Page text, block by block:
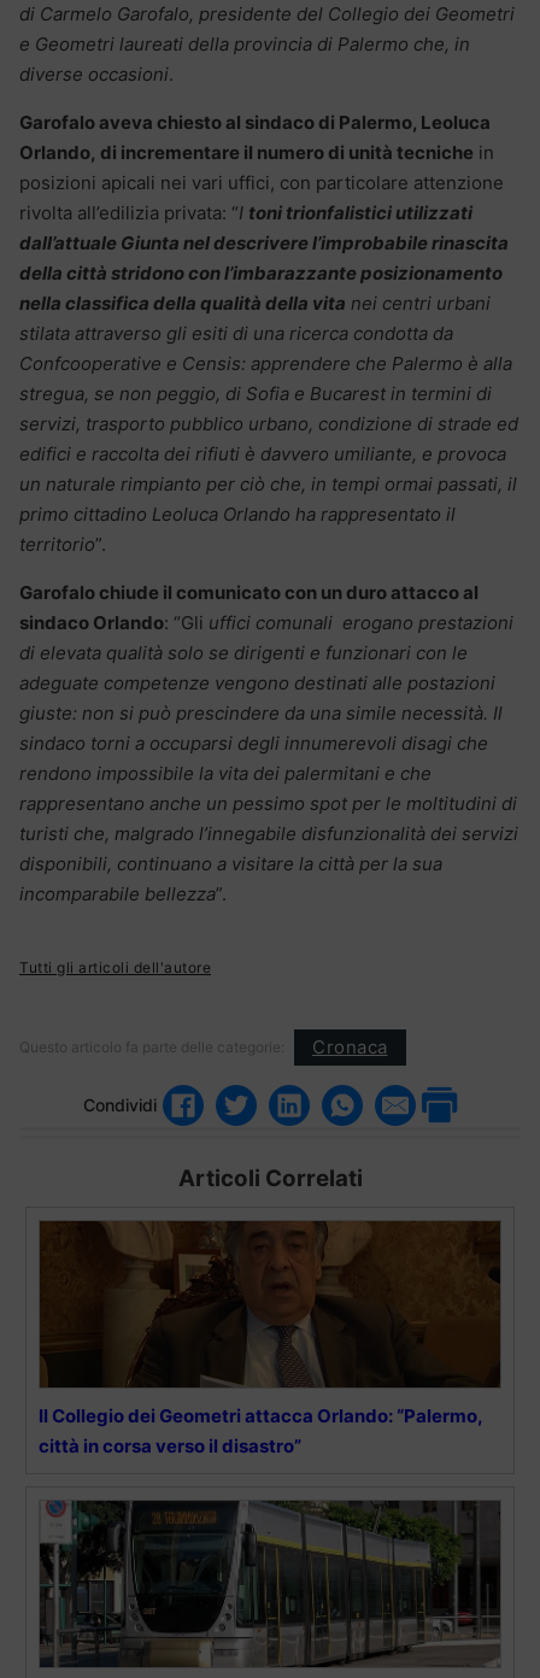
di Carmelo Garofalo, presidente del Collegio dei Geometri
e Geometri laureati della provincia di Palermo che, in
diverse occasioni.
Garofalo aveva chiesto al sindaco di Palermo, Leoluca
Orlando, di incrementare il numero di unità tecniche in
posizioni apicali nei vari uffici, con particolare attenzione
rivolta all’edilizia privata: “I toni trionfalistici utilizzati
dall’attuale Giunta nel descrivere l’improbabile rinascita
della città stridono con l’imbarazzante posizionamento
nella classifica della qualità della vita nei centri urbani
stilata attraverso gli esiti di una ricerca condotta da
Confcooperative e Censis: apprendere che Palermo è alla
stregua, se non peggio, di Sofia e Bucarest in termini di
servizi, trasporto pubblico urbano, condizione di strade ed
edifici e raccolta dei rifiuti è davvero umiliante, e provoca
un naturale rimpianto per ciò che, in tempi ormai passati, il
primo cittadino Leoluca Orlando ha rappresentato il
territorio”.
Garofalo chiude il comunicato con un duro attacco al
sindaco Orlando: “Gli uffici comunali erogano prestazioni
di elevata qualità solo se dirigenti e funzionari con le
adeguate competenze vengono destinati alle postazioni
giuste: non si può prescindere da una simile necessità. Il
sindaco torni a occuparsi degli innumerevoli disagi che
rendono impossibile la vita dei palermitani e che
rappresentano anche un pessimo spot per le moltitudini di
turisti che, malgrado l’innegabile disfunzionalità dei servizi
disponibili, continuano a visitare la città per la sua
incomparabile bellezza”.
Tutti gli articoli dell'autore
Questo articolo fa parte delle categorie: Cronaca
Condividi
Articoli Correlati
Il Collegio dei Geometri attacca Orlando: “Palermo,
città in corsa verso il disastro”